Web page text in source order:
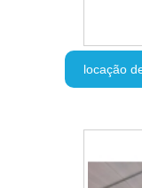
locação